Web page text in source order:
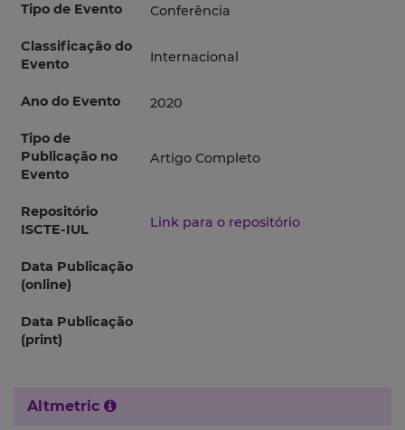
Tipo de Evento Conferência
Classificação do
Evento
Internacional
Ano do Evento 2020
Tipo de
Publicação no
Evento
Artigo Completo
Repositório
ISCTE-IUL
Link para o repositório
Data Publicação
(online)
Data Publicação
(print)
Altmetric